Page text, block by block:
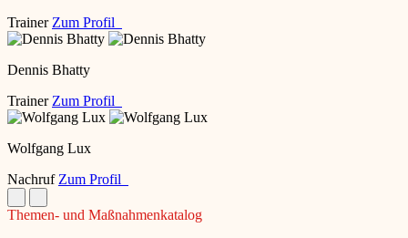
Trainer Zum Profil
Dennis Bhatty
Trainer Zum Profil
Wolfgang Lux
Nachruf Zum Profil
Themen- und Maßnahmenkatalog